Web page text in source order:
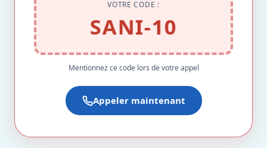
VOTRE CODE :
SANI-10
Mentionnez ce code lors de votre appel
Appeler maintenant